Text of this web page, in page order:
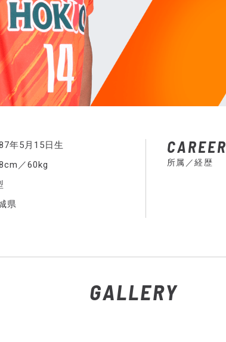
年5月15日生
／60kg
県
CAREER
所属／経歴
GALLERY